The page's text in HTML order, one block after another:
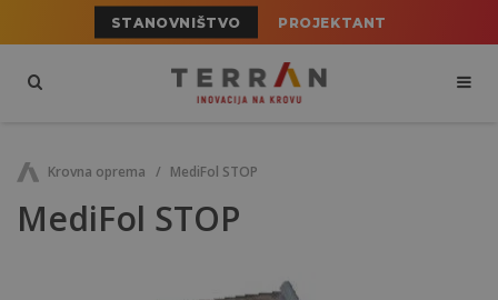
STANOVNIŠTVO PROJEKTANT
Krovna oprema MediFol STOP
MediFol STOP